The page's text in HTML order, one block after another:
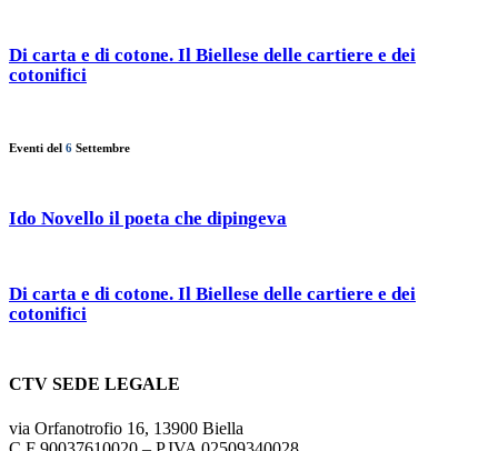
Di carta e di cotone. Il Biellese delle cartiere e dei
cotonifici
Eventi del 6 Settembre
Ido Novello il poeta che dipingeva
Di carta e di cotone. Il Biellese delle cartiere e dei
cotonifici
CTV SEDE LEGALE
via Orfanotrofio 16, 13900 Biella